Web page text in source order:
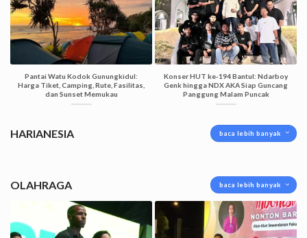
Pantai Watu Kodok Gunungkidul:
Harga Tiket, Camping, Rute, Fasilitas,
dan Sunset Memukau
Konser HUT ke-194 Bantul: Ndarboy
Genk hingga NDX AKA Siap Guncang
Panggung Malam Puncak
HARIANESIA baca lebih banyak
OLAHRAGA baca lebih banyak